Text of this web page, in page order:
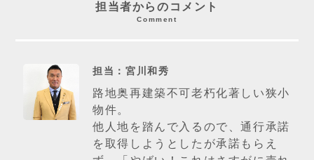
担当者からのコメント
Comment
担当：宮川和秀
路地奥再建築不可老朽化著しい狭小
物件。
他人地を踏んで入るので、通行承諾
を取得しようとしたが承諾もらえ